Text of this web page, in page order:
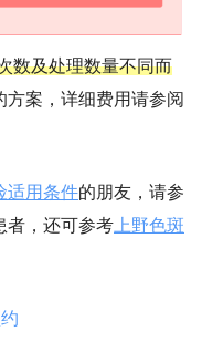
数及处理数量不同而
案，详细费用请参阅
适用条件的朋友，请参
者，还可参考 上野色斑